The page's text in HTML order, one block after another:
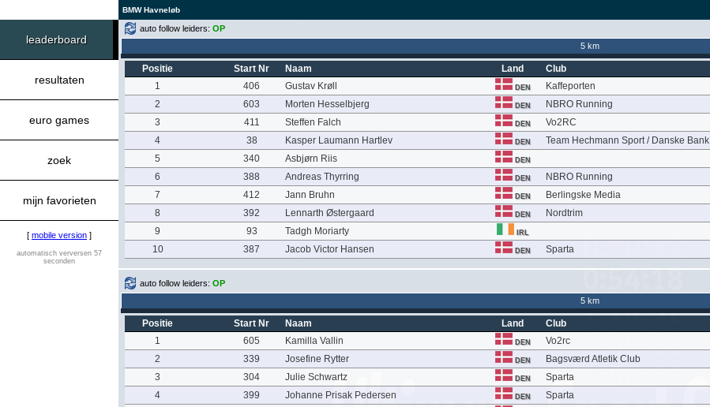
BMW Havneløb
leaderboard
resultaten
euro games
zoek
mijn favorieten
[ mobile version ]
automatisch verversen 57
seconden
auto follow leiders: OP
5 km
Positie Start Nr Naam Land Club
1
406 Gustav Krøll DEN Kaffeporten
2
603 Morten Hesselbjerg DEN NBRO Running
3
411 Steffen Falch DEN Vo2RC
4
38 Kasper Laumann Hartlev DEN Team Hechmann Sport / Danske Bank
5
340 Asbjørn Riis DEN
6
388 Andreas Thyrring DEN NBRO Running
7
412 Jann Bruhn DEN Berlingske Media
8
392 Lennarth Østergaard DEN Nordtrim
9
93 Tadgh Moriarty IRL
10
387 Jacob Victor Hansen DEN Sparta
auto follow leiders: OP
5 km
Positie Start Nr Naam Land Club
1
605 Kamilla Vallin DEN Vo2rc
2
339 Josefine Rytter DEN Bagsværd Atletik Club
3
304 Julie Schwartz DEN Sparta
4
399 Johanne Prisak Pedersen DEN Sparta